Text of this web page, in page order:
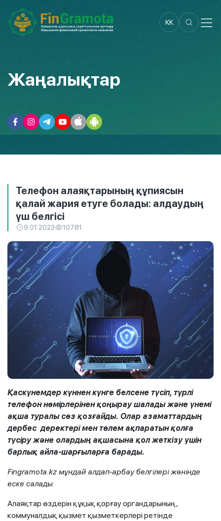
KK
Жаңалықтар
Телефон алаяқтарының құпиясын
қалай жария етуге болады: алдаудың
үш белгісі
9.01.2023 10781
Қаскүнемдер күннен күнге белсене түсіп, түрлі
телефон нөмірлерінен қоңырау шалады және үнемі
ақша туралы сөз қозғайды. Олар азаматтардың
дербес деректері мен төлем ақпаратын қолға
түсіру және олардың ақшасына қол жеткізу үшін
барлық айла-шарғыларға барады.
Fingramota.kz мұндай алдап-арбау белгілері жөнінде
еске салады.
Алаяқтар өздерін құқық қорғау органдарының,
коммуналдық қызмет қызметкерлері ретінде